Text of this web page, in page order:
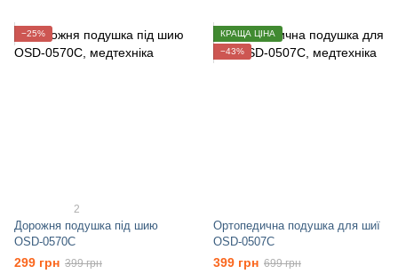
−25%
2
Дорожня подушка під шию
OSD-0570C
299 грн 399 грн
КРАЩА ЦІНА
−43%
Ортопедична подушка для шиї
OSD-0507C
399 грн 699 грн